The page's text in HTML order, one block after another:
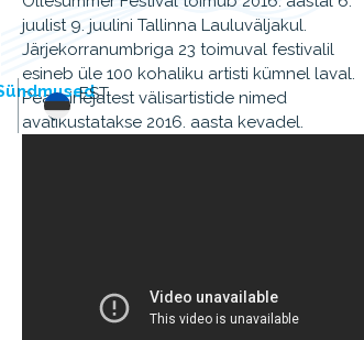
EST
juulist 9. juulini Tallinna Lauluväljakul.
Järjekorranumbriga 23 toimuval festivalil
esineb üle 100 kohaliku artisti kümnel laval.
Peaesinejatest välisartistide nimed
avalikustatakse 2016. aasta kevadel.